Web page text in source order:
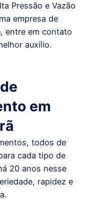
Pressão e Vazão
empresa de
, entre em contato
auxílio.
em
todos de
cada tipo de
20 anos nesse
rapidez e